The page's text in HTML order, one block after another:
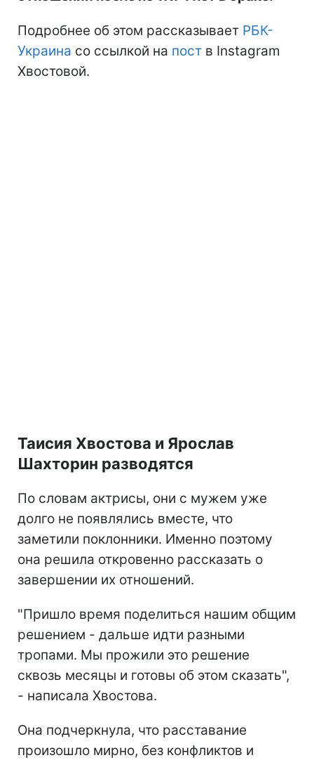
Подробнее об этом рассказывает РБК-
Украина со ссылкой на пост в Instagram
Хвостовой.
Таисия Хвостова и Ярослав
Шахторин разводятся
По словам актрисы, они с мужем уже
долго не появлялись вместе, что
заметили поклонники. Именно поэтому
она решила откровенно рассказать о
завершении их отношений.
"Пришло время поделиться нашим общим
решением - дальше идти разными
тропами. Мы прожили это решение
сквозь месяцы и готовы об этом сказать",
- написала Хвостова.
Она подчеркнула, что расставание
произошло мирно, без конфликтов и